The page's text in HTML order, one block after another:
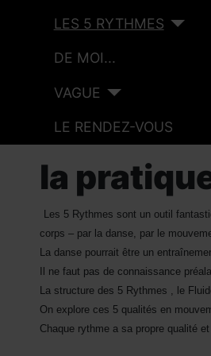
LES 5 RYTHMES
DE MOI...
VAGUE
LE RENDEZ-VOUS
la
Les 5 Rythmes sont un outil
corps – par la danse, par le
La danse pourrait être un
Il ne faut pas de connaissance
La structure des 5 Rythmes , le
On explore ces 5 qualités en
Chaque rythme a sa propre qualité